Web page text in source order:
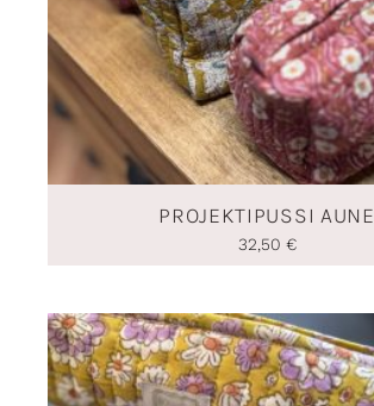
PROJEKTIPUSSI AUNE
32,50 €